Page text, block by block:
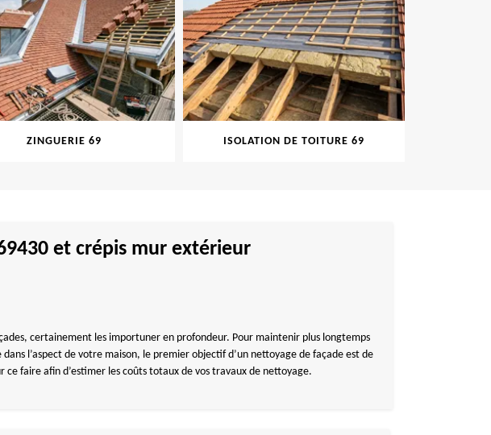
ZINGUERIE 69 ISOLATION DE TOITURE 69
et crépis mur extérieur
certainement les importuner en profondeur. Pour maintenir plus longtemps
l’aspect de votre maison, le premier objectif d’un nettoyage de façade est de
faire afin d’estimer les coûts totaux de vos travaux de nettoyage.